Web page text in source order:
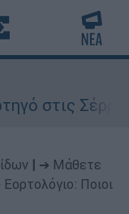
Σέρρες
➔ Μάθετε
Ποιοι